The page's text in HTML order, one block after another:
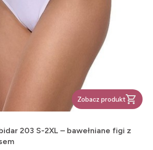
Zobacz produkt
203 S-2XL – bawełniane figi z